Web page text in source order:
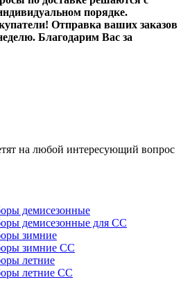
порядке.
Отправка ваших заказов
Благодарим Вас за
на любой интересующий вопрос
демисезонные
демисезонные для СС
зимние
зимние СС
летние
летние СС